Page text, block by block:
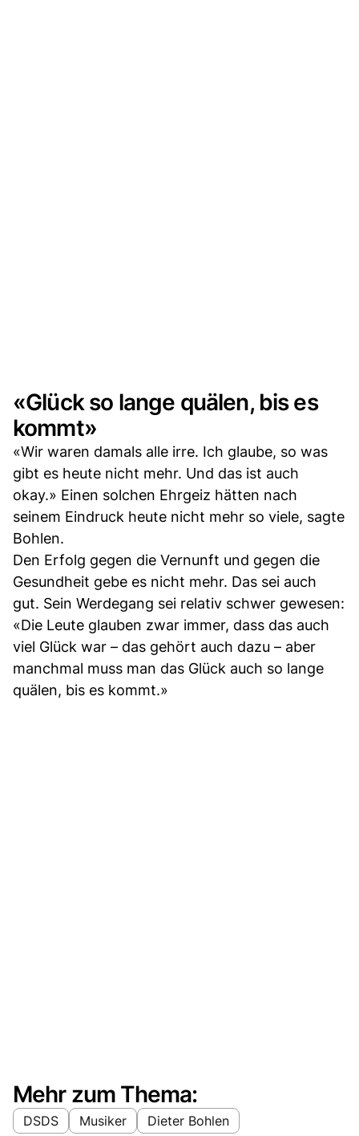
«Glück so lange quälen, bis es
kommt»
«Wir waren damals alle irre. Ich glaube, so was
gibt es heute nicht mehr. Und das ist auch
okay.» Einen solchen Ehrgeiz hätten nach
seinem Eindruck heute nicht mehr so viele, sagte
Bohlen.
Den Erfolg gegen die Vernunft und gegen die
Gesundheit gebe es nicht mehr. Das sei auch
gut. Sein Werdegang sei relativ schwer gewesen:
«Die Leute glauben zwar immer, dass das auch
viel Glück war – das gehört auch dazu – aber
manchmal muss man das Glück auch so lange
quälen, bis es kommt.»
Mehr zum Thema:
DSDS Musiker Dieter Bohlen